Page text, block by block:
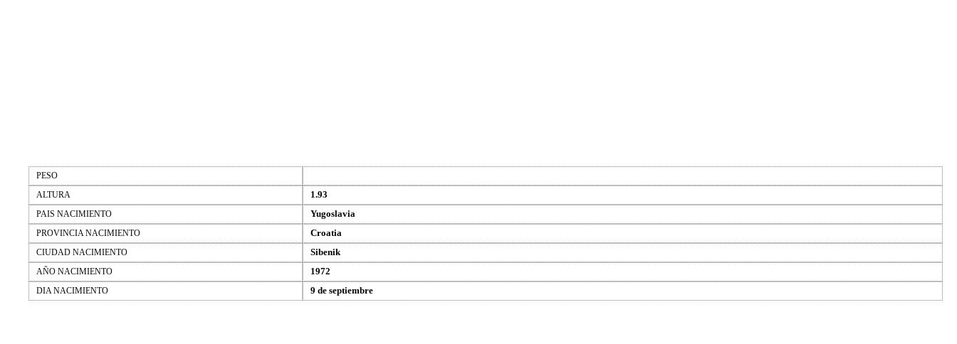
PESO
ALTURA
1.93
PAIS NACIMIENTO Yugoslavia
PROVINCIA NACIMIENTO Croatia
CIUDAD NACIMIENTO Sibenik
AÑO NACIMIENTO 1972
DIA NACIMIENTO 9 de septiembre